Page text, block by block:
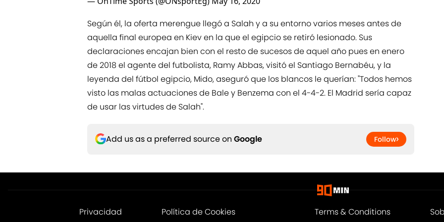
Según él, la oferta merengue llegó a Salah y a su entorno varios meses antes de
aquella final europea en Kiev en la que el egipcio se retiró lesionado. Sus
declaraciones encajan bien con el resto de sucesos de aquel año pues en enero
de 2018 el agente del futbolista, Ramy Abbas, visitó el Santiago Bernabéu, y la
leyenda del fútbol egipcio, Mido, aseguró que los blancos le querían: "Todos hemos
visto las malas actuaciones de Bale y Benzema con el 4-4-2. El Madrid sería capaz
de usar las virtudes de Salah".
Add us as a preferred source on Google Follow
Privacidad Política de Cookies Terms & Conditions